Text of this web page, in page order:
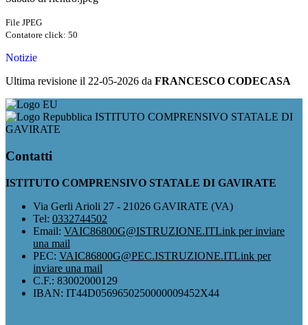
File JPEG
Contatore click: 50
Notizie
Ultima revisione il 22-05-2026 da FRANCESCO CODECASA
ISTITUTO COMPRENSIVO STATALE DI
GAVIRATE
Contatti
ISTITUTO COMPRENSIVO STATALE DI GAVIRATE
Via Gerli Arioli 27 - 21026 GAVIRATE (VA)
Tel: 0332744502
Email: VAIC86800G@ISTRUZIONE.ITLink per inviare
una mail
PEC: VAIC86800G@PEC.ISTRUZIONE.ITLink per
inviare una mail
C.F.: 83002000129
IBAN: IT44D0569650250000009452X44